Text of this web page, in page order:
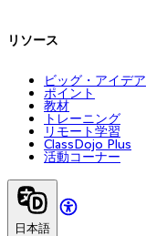
リソース
ビッグ・アイデア
ポイント
教材
トレーニング
リモート学習
ClassDojo Plus
活動コーナー
日本語